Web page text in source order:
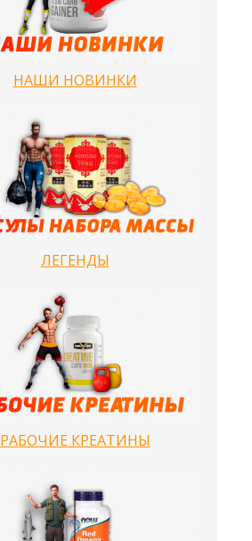
НАШИ НОВИНКИ
ЛЕГЕНДЫ
РАБОЧИЕ КРЕАТИНЫ